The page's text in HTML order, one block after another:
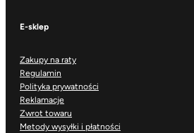
E-sklep
Zakupy na raty
Regulamin
Polityka prywatności
Reklamacje
Zwrot towaru
Metody wysyłki i płatności